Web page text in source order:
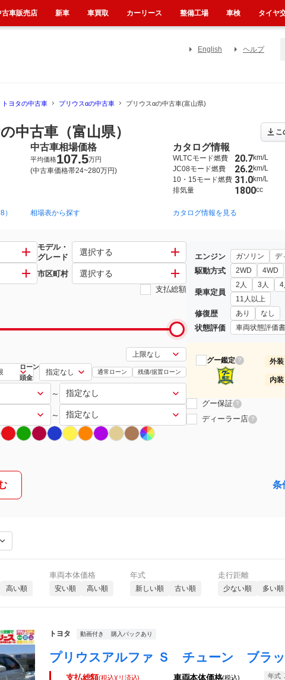
English ヘルプ
トヨタの中古車 プリウスαの中古車 プリウスαの中古車(富山県)
中古車（富山県） こ
中古車相場価格
平均価格107.5万円
(中古車価格帯24~280万円)
相場表から探す
カタログ情報
WLTCモード燃費 20.7km/L
JC08モード燃費
26.2km/L
10・15モード燃費 31.0km/L
排気量
1800cc
カタログ情報を見る
モデル・
グレード
選択する
市区町村 選択する
支払総額
ローン
頭金
通常ローン 残価/据置ローン
～
～
エンジン ガソリン デ
駆動方式 2WD 4WD
乗車定員
2人 3人 4
11人以上
修復歴 あり なし
状態評価 車両状態評価
グー鑑定 ? 外装
内装
グー保証 ?
ディーラー店 ?
条
高い順
車両本体価格
安い順 高い順
年式
新しい順 古い順
走行距離
少ない順 多い順
トヨタ 動画付き 購入パックあり
支払総額(税込)(リ済込) 車両本体価格(税込) 年式
古車販売店 新車 車買取 カーリース 整備工場 車検 タイヤ